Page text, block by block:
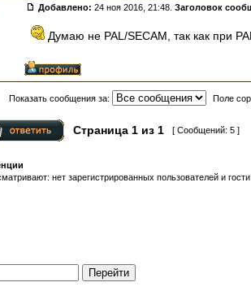
Добавлено: 24 ноя 2016, 21:48. Заголовок
Думаю не PAL/SECAM, так как при
Показать сообщения за: Поле
Страница 1 из 1 [ Сообщений: 5 ]
нет зарегистрированных пользователей и